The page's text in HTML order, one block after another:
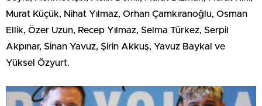
Murat Küçük, Nihat Yılmaz, Orhan Çamkıranoğlu, Osman
Ellik, Özer Uzun, Recep Yılmaz, Selma Türkez, Serpil
Akpınar, Sinan Yavuz, Şirin Akkuş, Yavuz Baykal ve
Yüksel Özyurt.